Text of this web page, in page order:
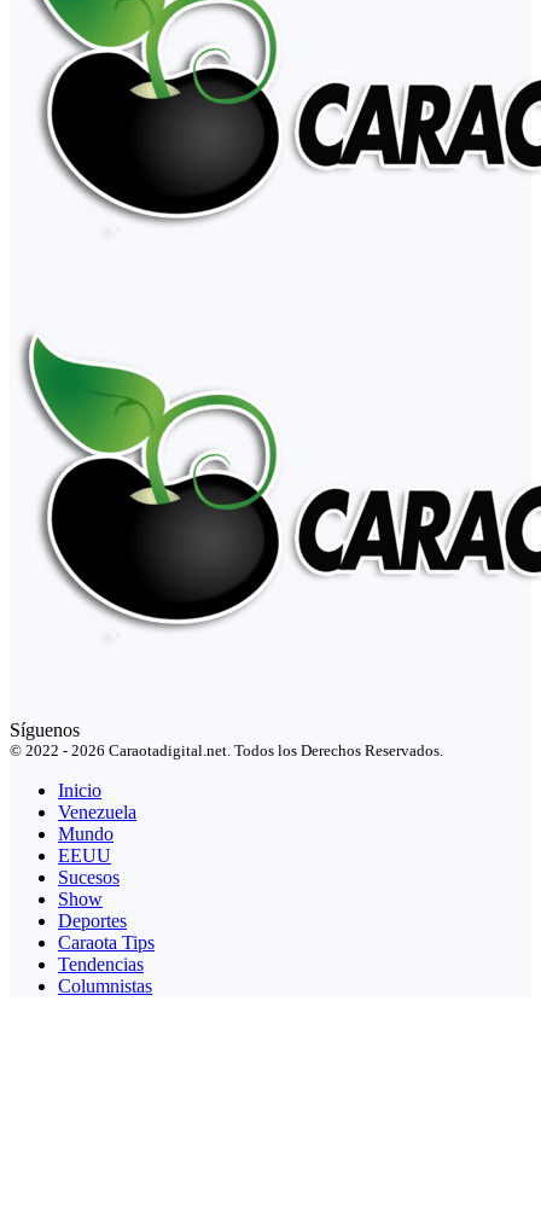
Síguenos
© 2022 - 2026 Caraotadigital.net. Todos los Derechos Reservados.
Inicio
Venezuela
Mundo
EEUU
Sucesos
Show
Deportes
Caraota Tips
Tendencias
Columnistas